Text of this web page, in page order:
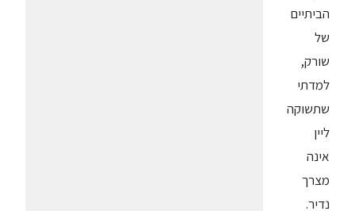
הביתיים
של
שורק,
למדתי
שתשוקה
ליין
אינה
מצרך
נדיר.